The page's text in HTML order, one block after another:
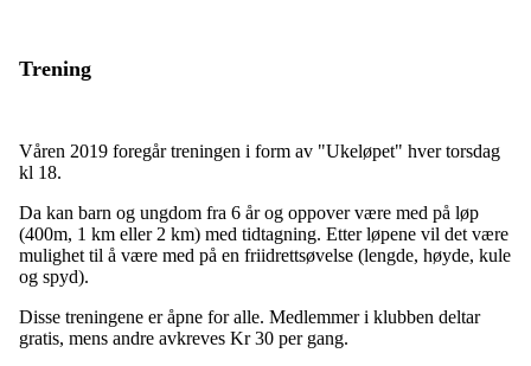
Trening
Våren 2019 foregår treningen i form av "Ukeløpet" hver torsdag
kl 18.
Da kan barn og ungdom fra 6 år og oppover være med på løp
(400m, 1 km eller 2 km) med tidtagning. Etter løpene vil det være
mulighet til å være med på en friidrettsøvelse (lengde, høyde, kule
og spyd).
Disse treningene er åpne for alle. Medlemmer i klubben deltar
gratis, mens andre avkreves Kr 30 per gang.